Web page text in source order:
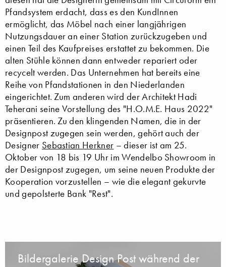
Pfandsystem erdacht, dass es den KundInnen
ermöglicht, das Möbel nach einer langjährigen
Nutzungsdauer an einer Station zurückzugeben und
einen Teil des Kaufpreises erstattet zu bekommen. Die
alten Stühle können dann entweder repariert oder
recycelt werden. Das Unternehmen hat bereits eine
Reihe von Pfandstationen in den Niederlanden
eingerichtet. Zum anderen wird der Architekt Hadi
Teherani seine Vorstellung des "H.O.M.E. Haus 2022"
präsentieren. Zu den klingenden Namen, die in der
Designpost zugegen sein werden, gehört auch der
Designer Sebastian Herkner – dieser ist am 25.
Oktober von 18 bis 19 Uhr im Wendelbo Showroom in
der Designpost zugegen, um seine neuen Produkte der
Kooperation vorzustellen – wie die elegant gekurvte
und gepolsterte Bank "Rest".
Bildergalerie Design Post während der